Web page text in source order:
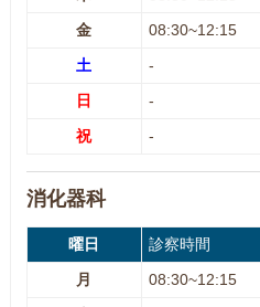
金
08:30~12:15
土
-
日
-
祝
-
消化器科
曜日
診察時間
月
08:30~12:15